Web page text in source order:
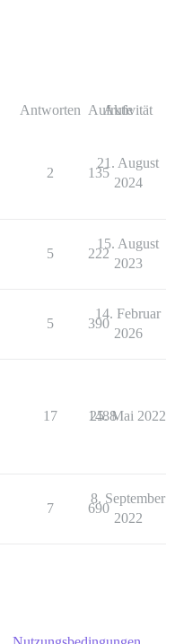
Antworten Aufrufe
Aktivität
2 135
21. August
2024
5 222
15. August
2023
5 390
14. Februar
2026
17 1488
25. Mai 2022
7 690
8. September
2022